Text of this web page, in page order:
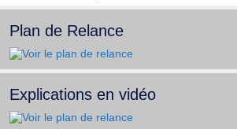
Plan de Relance
Explications en vidéo